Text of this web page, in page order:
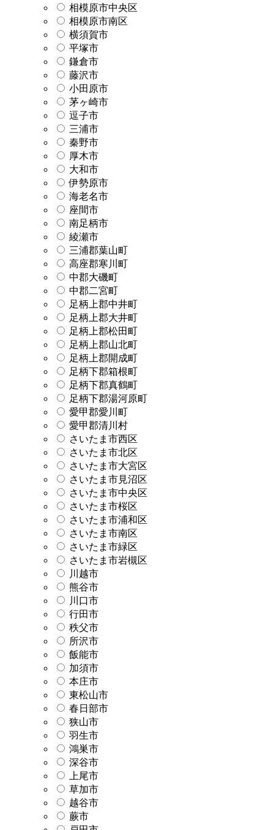
相模原市中央区
相模原市南区
横須賀市
平塚市
鎌倉市
藤沢市
小田原市
茅ヶ崎市
逗子市
三浦市
秦野市
厚木市
大和市
伊勢原市
海老名市
座間市
南足柄市
綾瀬市
三浦郡葉山町
高座郡寒川町
中郡大磯町
中郡二宮町
足柄上郡中井町
足柄上郡大井町
足柄上郡松田町
足柄上郡山北町
足柄上郡開成町
足柄下郡箱根町
足柄下郡真鶴町
足柄下郡湯河原町
愛甲郡愛川町
愛甲郡清川村
さいたま市西区
さいたま市北区
さいたま市大宮区
さいたま市見沼区
さいたま市中央区
さいたま市桜区
さいたま市浦和区
さいたま市南区
さいたま市緑区
さいたま市岩槻区
川越市
熊谷市
川口市
行田市
秩父市
所沢市
飯能市
加須市
本庄市
東松山市
春日部市
狭山市
羽生市
鴻巣市
深谷市
上尾市
草加市
越谷市
蕨市